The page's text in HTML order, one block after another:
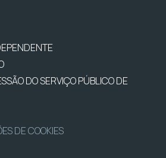
DO SERVIÇO PÚBLICO DE
DE COOKIES